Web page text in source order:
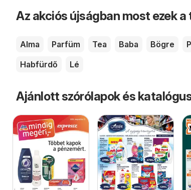
Az akciós újságban most ezek
Alma Parfüm Tea Baba Bögre
Habfürdő
Lé
Ajánlott szórólapok és